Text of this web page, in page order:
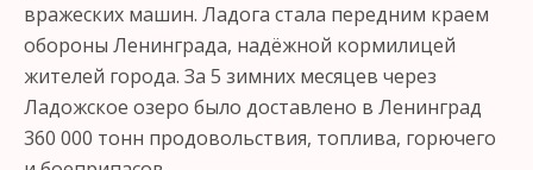
вражеских машин. Ладога стала передним краем
обороны Ленинграда, надёжной кормилицей
жителей города. За 5 зимних месяцев через
Ладожское озеро было доставлено в Ленинград
360 000 тонн продовольствия, топлива, горючего